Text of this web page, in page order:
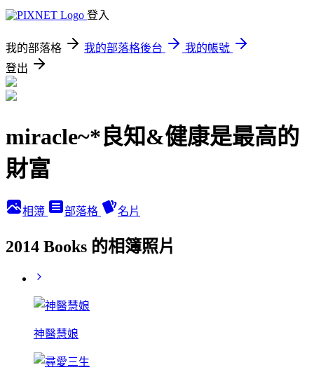
登入
我的部落格 我的部落格後台
我的帳號
登出
miracle~*良知&健康是最高的
財富
相簿 部落格 名片
2014 Books 的相簿照片
神醫慧娘